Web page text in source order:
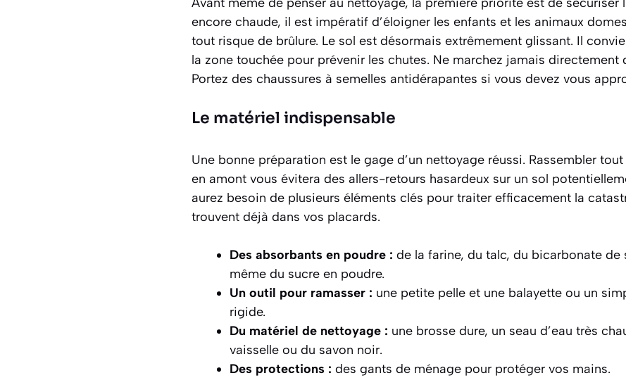
encore chaude, il est impératif d’éloigner les enfants et les animaux
tout risque de brûlure. Le sol est désormais extrêmement glissant. Il
la zone touchée pour prévenir les chutes. Ne marchez jamais directement
Portez des chaussures à semelles antidérapantes si vous devez vous
Le matériel indispensable
Une bonne préparation est le gage d’un nettoyage réussi. Rassembler
en amont vous évitera des allers-retours hasardeux sur un sol
aurez besoin de plusieurs éléments clés pour traiter efficacement la
trouvent déjà dans vos placards.
Des absorbants en poudre : de la farine, du talc, du bicarbonate de
même du sucre en poudre.
Un outil pour ramasser : une petite pelle et une balayette ou un
rigide.
Du matériel de nettoyage : une brosse dure, un seau d’eau très
vaisselle ou du savon noir.
Des protections : des gants de ménage pour protéger vos mains.